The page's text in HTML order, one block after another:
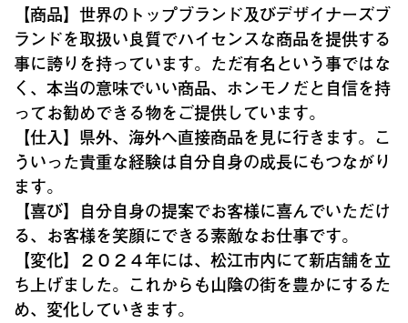
【商品】世界のトップブランド及びデザイナーズブ
ランドを取扱い良質でハイセンスな商品を提供する
事に誇りを持っています。ただ有名という事ではな
く、本当の意味でいい商品、ホンモノだと自信を持
ってお勧めできる物をご提供しています。
【仕入】県外、海外へ直接商品を見に行きます。こ
ういった貴重な経験は自分自身の成長にもつながり
ます。
【喜び】自分自身の提案でお客様に喜んでいただけ
る、お客様を笑顔にできる素敵なお仕事です。
【変化】２０２４年には、松江市内にて新店舗を立
ち上げました。これからも山陰の街を豊かにするた
め、変化していきます。